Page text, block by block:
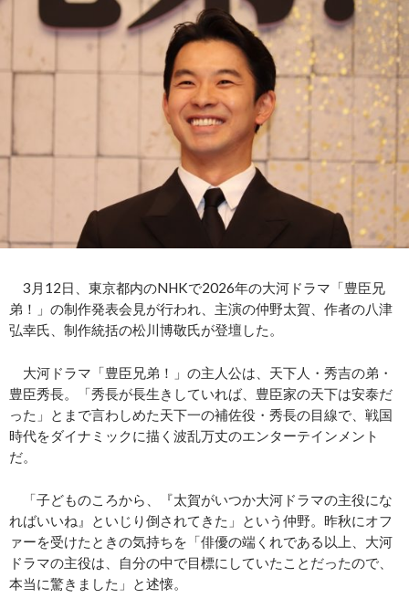
3月12日、東京都内のNHKで2026年の大河ドラマ「豊臣兄
弟！」の制作発表会見が行われ、主演の仲野太賀、作者の八津
弘幸氏、制作統括の松川博敬氏が登壇した。
大河ドラマ「豊臣兄弟！」の主人公は、天下人・秀吉の弟・
豊臣秀長。「秀長が長生きしていれば、豊臣家の天下は安泰だ
った」とまで言わしめた天下一の補佐役・秀長の目線で、戦国
時代をダイナミックに描く波乱万丈のエンターテインメント
だ。
「子どものころから、『太賀がいつか大河ドラマの主役にな
ればいいね』といじり倒されてきた」という仲野。昨秋にオフ
ァーを受けたときの気持ちを「俳優の端くれである以上、大河
ドラマの主役は、自分の中で目標にしていたことだったので、
本当に驚きました」と述懐。